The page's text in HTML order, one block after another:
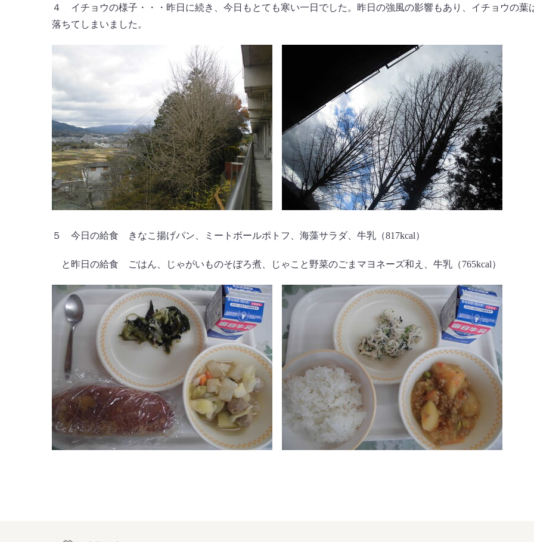
４ イチョウの様子・・・昨日に続き、今日もとても寒い一日でした。昨日の強風の影響もあり、イチョウの葉
落ちてしまいました。
５ 今日の給食 きなこ揚げパン、ミートボールポトフ、海藻サラダ、牛乳（817kcal）
と昨日の給食 ごはん、じゃがいものそぼろ煮、じゃこと野菜のごまマヨネーズ和え、牛乳（765kcal）